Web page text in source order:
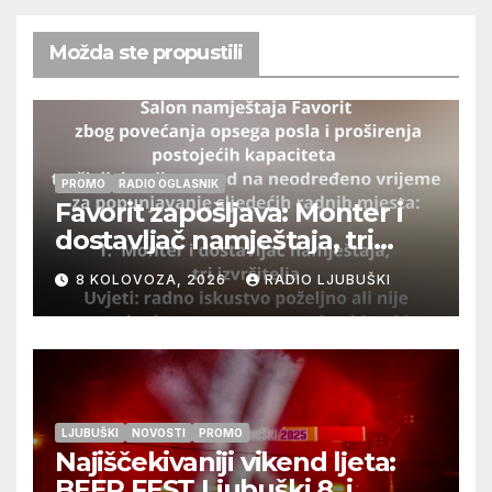
Možda ste propustili
PROMO RADIO OGLASNIK
Favorit zapošljava: Monter i
dostavljač namještaja, tri
izvršitelja
8 KOLOVOZA, 2026 RADIO LJUBUŠKI
LJUBUŠKI NOVOSTI PROMO
Najiščekivaniji vikend ljeta: